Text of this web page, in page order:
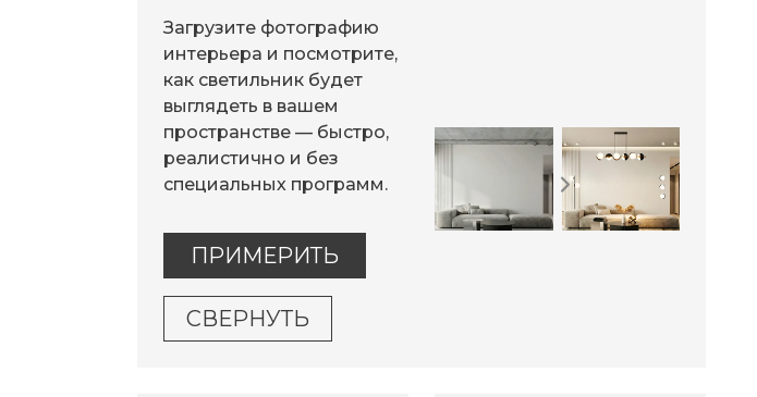
Загрузите фотографию
интерьера и посмотрите,
как светильник будет
выглядеть в вашем
пространстве — быстро,
реалистично и без
специальных программ.
ПРИМЕРИТЬ
СВЕРНУТЬ